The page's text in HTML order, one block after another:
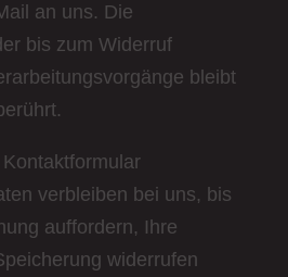
an uns. Die
bis zum Widerruf
bleibt
verbleiben bei uns, bis
auffordern, Ihre
widerrufen